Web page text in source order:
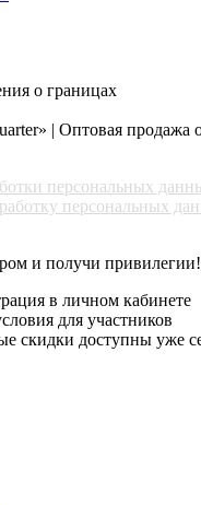
о границах
| Оптовая продажа
персональных
персональных
и получи привилегии!
в личном кабинете
для участников
скидки доступны уже